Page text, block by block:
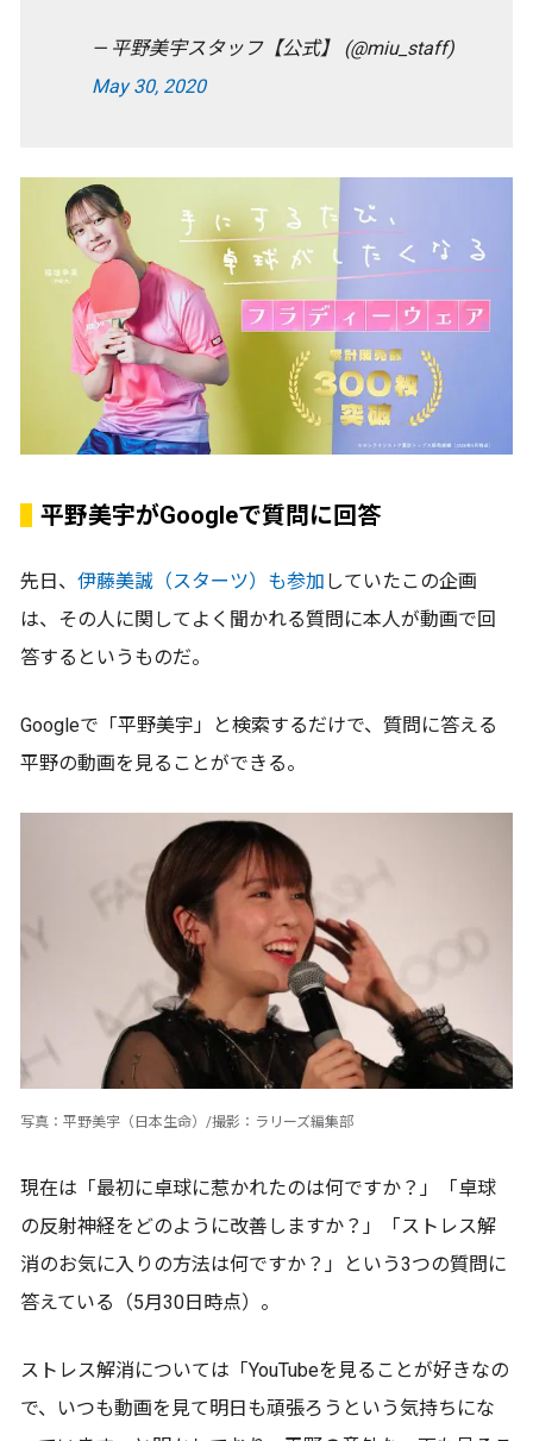
— 平野美宇スタッフ【公式】 (@miu_staff)
May 30, 2020
平野美宇がGoogleで質問に回答
先日、 伊藤美誠（スターツ）も参加 していたこの企画
は、その人に関してよく聞かれる質問に本人が動画で回
答するというものだ。
Googleで「平野美宇」と検索するだけで、質問に答える
平野の動画を見ることができる。
写真：平野美宇（日本生命）/撮影：ラリーズ編集部
現在は「最初に卓球に惹かれたのは何ですか？」「卓球
の反射神経をどのように改善しますか？」「ストレス解
消のお気に入りの方法は何ですか？」という3つの質問に
答えている（5月30日時点）。
ストレス解消については「YouTubeを見ることが好きなの
で、いつも動画を見て明日も頑張ろうという気持ちにな